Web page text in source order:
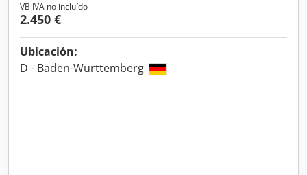
VB IVA no incluído
2.450 €
Ubicación:
D - Baden-Württemberg